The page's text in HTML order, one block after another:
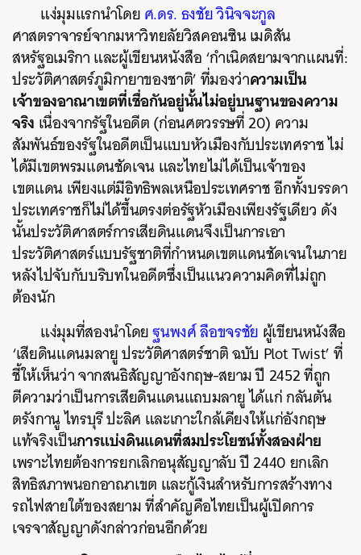
แง่มุมแรกนำโดยศ.ดร. ธงชัย วินิจจะกูล
ศาสตราจารย์จากมหาวิทยลัยวิสคอนซิน เมดิสัน
สหรัฐอเมริกา และผู้เขียนหนังสือ ‘กำเนิดสยามจากแผนที่:
ประวัติศาสตร์ภูมิกายาของชาติ’ ที่มองว่าความเป็น
เจ้าของอาณาเขตที่เชื่อกันอยู่นั้นไม่อยู่บนฐานของความ
จริง เนื่องจากรัฐในอดีต (ก่อนศตวรรษที่ 20) ความ
สัมพันธ์ของรัฐในอดีตเป็นแบบหัวเมืองกับประเทศราช ไม่
ได้มีเขตพรมแดนชัดเจน และไทยไม่ได้เป็นเจ้าของ
เขตแดน เพียงแต่มีอิทธิพลเหนือประเทศราช อีกทั้งบรรดา
ประเทศราชก็ไม่ได้ขึ้นตรงต่อรัฐหัวเมืองเพียงรัฐเดียว ดัง
นั้นประวัติศาสตร์การเสียดินแดนจึงเป็นการเอา
ประวัติศาสตร์แบบรัฐชาติที่กำหนดเขตแดนชัดเจนในภาย
หลังไปจับกับบริบทในอดีตซึ่งเป็นแนวความคิดที่ไม่ถูก
ต้องนัก
แง่มุมที่สองนำโดยฐนพงศ์ ลือขจรชัย ผู้เขียนหนังสือ
‘เสียดินแดนมลายู ประวัติศาสตร์ชาติ ฉบับ Plot Twist’ ที่
ชี้ให้เห็นว่า จากสนธิสัญญาอังกฤษ-สยาม ปี 2452 ที่ถูก
ตีความว่าเป็นการเสียดินแดนแถบมลายู ได้แก่ กลันตัน
ตรังกานู ไทรบุรี ปะลิศ และเกาะใกล้เคียงให้แก่อังกฤษ
แท้จริงเป็นการแบ่งดินแดนที่สมประโยชน์ทั้งสองฝ่าย
เพราะไทยต้องการยกเลิกอนุสัญญาลับ ปี 2440 ยกเลิก
สิทธิสภาพนอกอาณาเขต และกู้เงินสำหรับการสร้างทาง
รถไฟสายใต้ของสยาม ที่สำคัญคือไทยเป็นผู้เปิดการ
เจรจาสัญญาดังกล่าวก่อนอีกด้วย